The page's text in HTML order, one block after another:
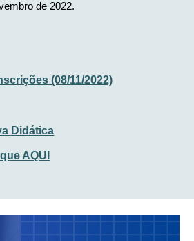
de 2022.
(08/11/2022)
Didática
AQUI